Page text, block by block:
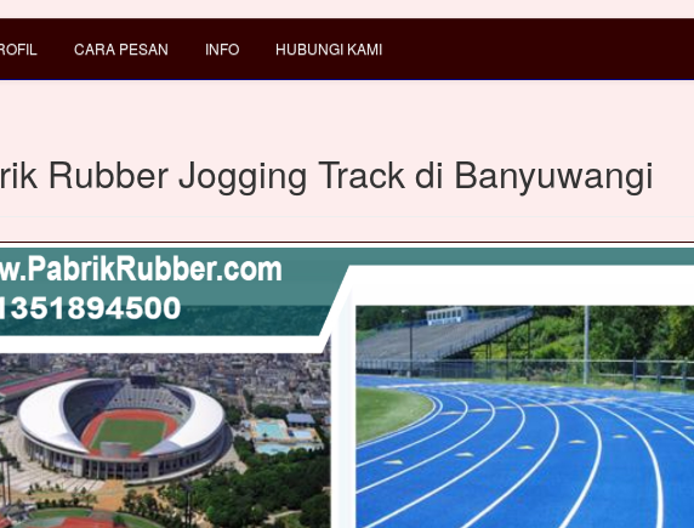
CARA PESAN INFO HUBUNGI KAMI
Rubber Jogging Track di Banyuwangi